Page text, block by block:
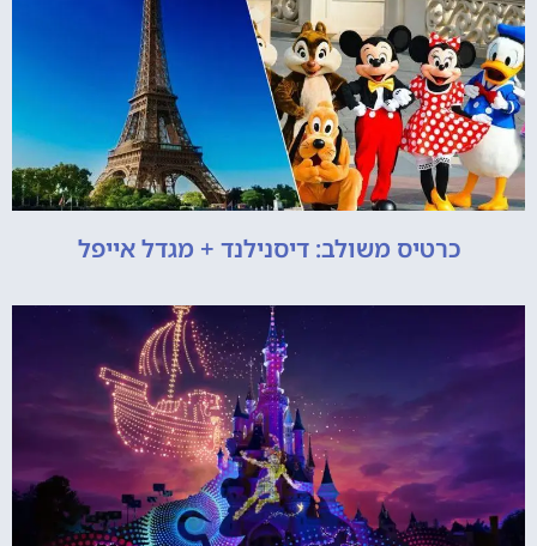
כרטיס משולב: דיסנילנד + מגדל אייפל